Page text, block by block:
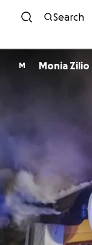
Search
M Monia Zilio